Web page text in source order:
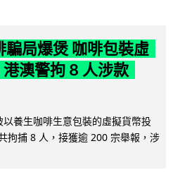
局爆煲 咖啡包裝虛
澳警拘 8 人涉款
養生咖啡生意包裝的虛擬貨幣投
拘捕 8 人，接獲逾 200 宗舉報，涉